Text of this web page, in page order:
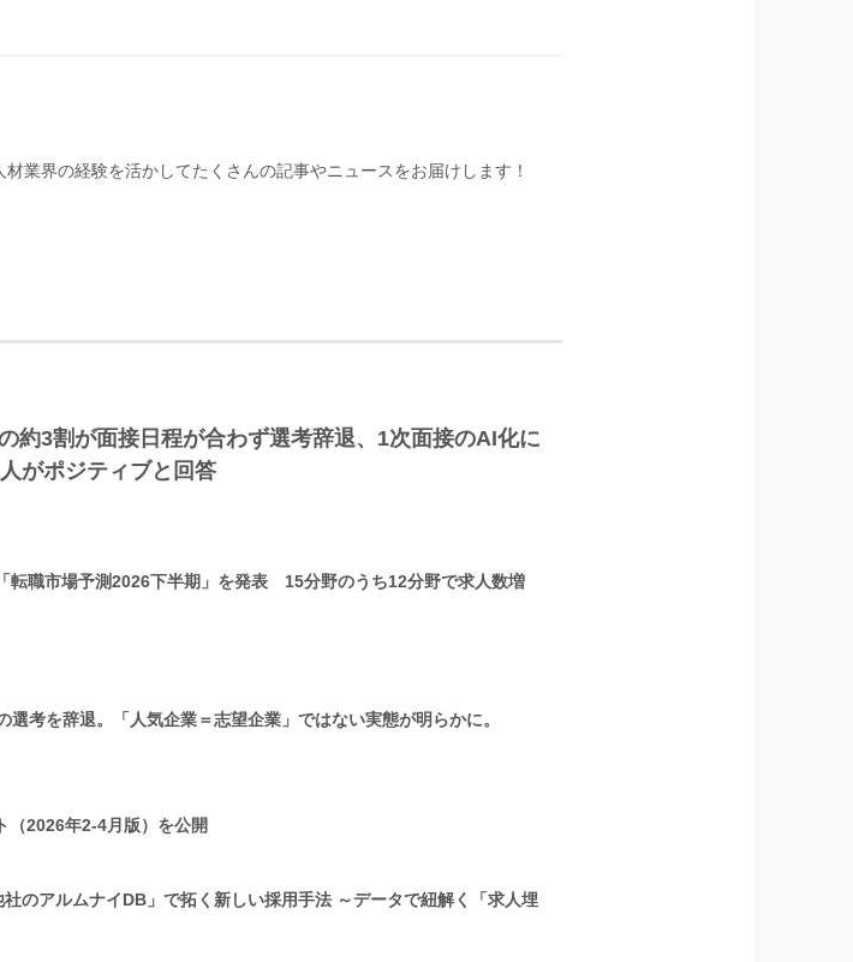
業界の経験を活かしてたくさんの記事やニュースをお届けします！
約3割が面接日程が合わず選考辞退、1次面接のAI化に
がポジティブと回答
転職市場予測2026下半期」を発表 15分野のうち12分野で求人数増
選考を辞退。「人気企業＝志望企業」ではない実態が明らかに。
（2026年2-4月版）を公開
のアルムナイDB」で拓く新しい採用手法 ～データで紐解く「求人埋